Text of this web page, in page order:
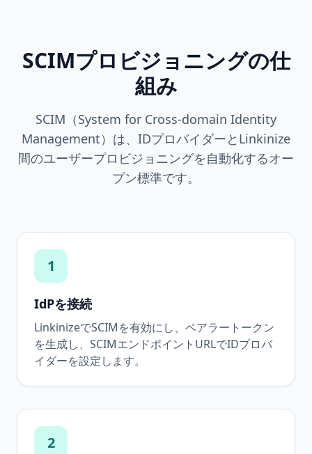
SCIMプロビジョニングの仕
組み
SCIM（System for Cross-domain Identity
Management）は、IDプロバイダーとLinkinize
間のユーザープロビジョニングを自動化するオー
プン標準です。
1
IdPを接続
LinkinizeでSCIMを有効にし、ベアラートークン
を生成し、SCIMエンドポイントURLでIDプロバ
イダーを設定します。
2